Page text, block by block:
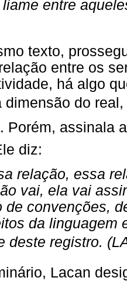
entre
texto,
entre os
há algo
dimensão do
Porém, assinala
diz:
relação, essa
vai, ela vai
de convenções,
da linguagem
deste registro.
Lacan